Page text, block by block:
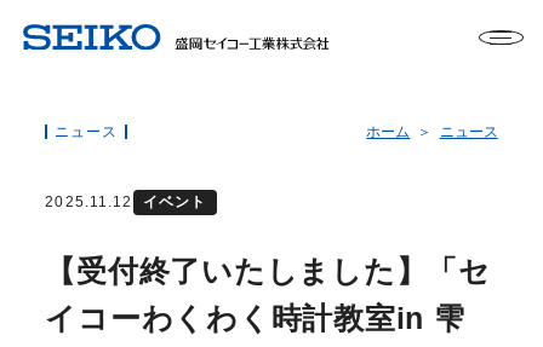
ニュース ホーム ニュース
2025.11.12 イベント
【受付終了いたしました】「セ
イコーわくわく時計教室in 雫